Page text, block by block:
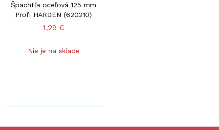
Špachtľa oceľová 125 mm
Profi HARDEN (620210)
1,29 €
Nie je na sklade